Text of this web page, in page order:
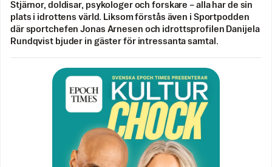
Stjärnor, doldisar, psykologer och forskare – alla har de sin
plats i idrottens värld. Liksom förstås även i Sportpodden
där sportchefen Jonas Arnesen och idrottsprofilen Danijela
Rundqvist bjuder in gäster för intressanta samtal.